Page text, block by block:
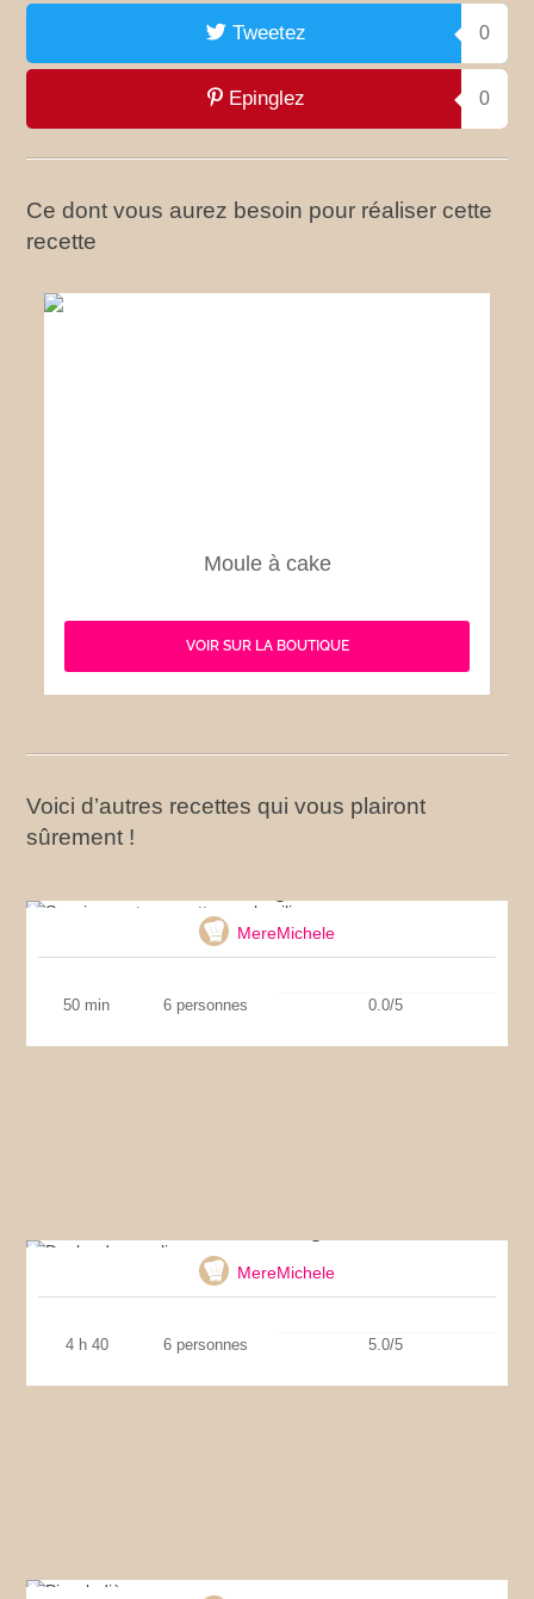
Tweetez 0
Epinglez 0
Ce dont vous aurez besoin pour réaliser cette
recette
Moule à cake
VOIR SUR LA BOUTIQUE
Voici d’autres recettes qui vous plairont
sûrement !
MereMichele
50 min 6 personnes 0.0/5
MereMichele
4 h 40 6 personnes 5.0/5